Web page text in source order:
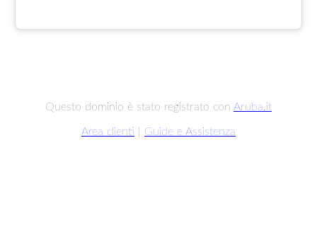
Questo dominio è stato registrato con Aruba.it
Area clienti Guide e Assistenza